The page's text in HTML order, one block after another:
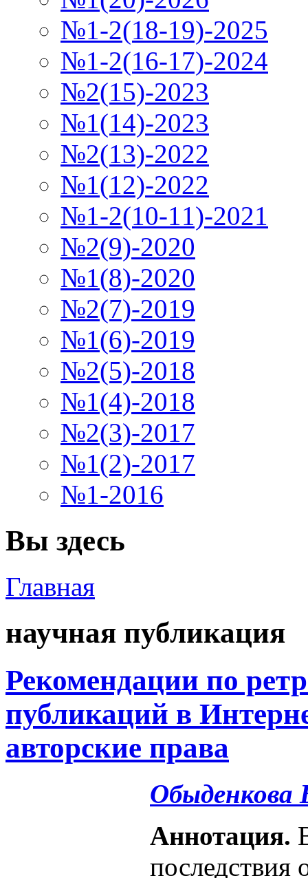
№1-2(18-19)-2025
№1-2(16-17)-2024
№2(15)-2023
№1(14)-2023
№2(13)-2022
№1(12)-2022
№1-2(10-11)-2021
№2(9)-2020
№1(8)-2020
№2(7)-2019
№1(6)-2019
№2(5)-2018
№1(4)-2018
№2(3)-2017
№1(2)-2017
№1-2016
Вы здесь
Главная
научная публикация
Рекомендации по
публикаций в
авторские права
Обыденкова
Аннотация.
последствия